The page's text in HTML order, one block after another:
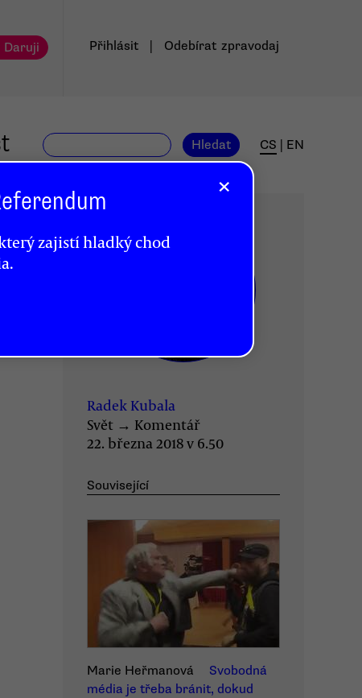
Daruji Přihlásit Odebírat zpravodaj
Hledat CS EN
Radek Kubala
Svět → Komentář
22. března 2018 v 6.50
Související
Marie Heřmanová
Svobodná
média je třeba bránit, dokud
×
zajistí hladký chod